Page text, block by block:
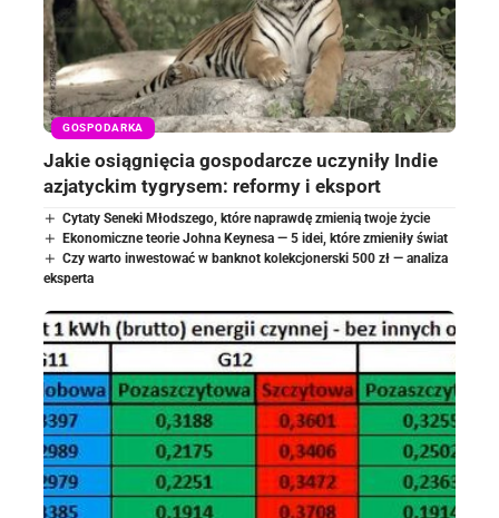
GOSPODARKA
Jakie osiągnięcia gospodarcze uczyniły Indie
azjatyckim tygrysem: reformy i eksport
Cytaty Seneki Młodszego, które naprawdę zmienią twoje życie
Ekonomiczne teorie Johna Keynesa — 5 idei, które zmieniły świat
Czy warto inwestować w banknot kolekcjonerski 500 zł — analiza
eksperta